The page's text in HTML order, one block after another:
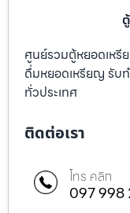
ศูนย์รวมตู้หยอดเห
ดื่มหยอดเหรียญ รับ
ทั่วประเทศ
ติดต่อเรา
โทร คลิก
097 998